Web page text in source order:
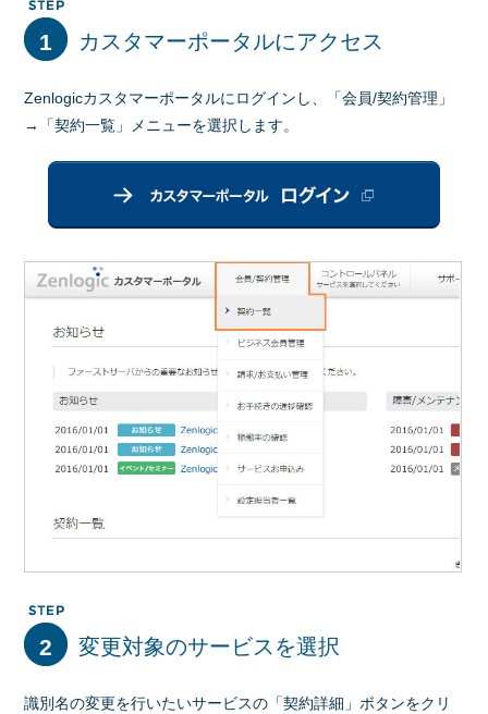
1 カスタマーポータルにアクセス
Zenlogicカスタマーポータルにログインし、「会員/契約管理」
→「契約一覧」メニューを選択します。
2 変更対象のサービスを選択
識別名の変更を行いたいサービスの「契約詳細」ボタンをクリ